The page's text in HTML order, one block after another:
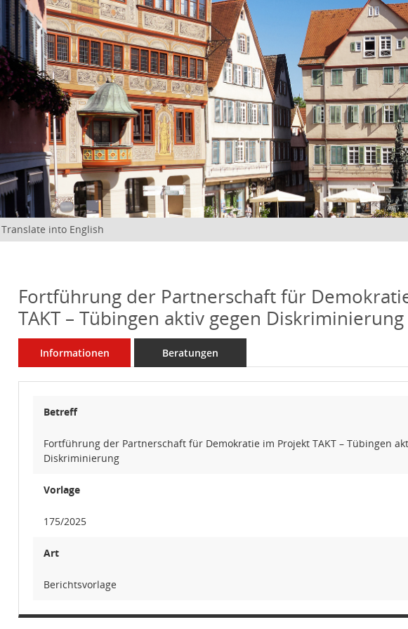
Translate into English
Fortführung der Partnerschaft für
TAKT – Tübingen aktiv gegen Diskriminierung
Informationen Beratungen
Betreff
Fortführung der Partnerschaft für Demokratie im Projekt TAKT – Tübingen
Diskriminierung
Vorlage
175/2025
Art
Berichtsvorlage